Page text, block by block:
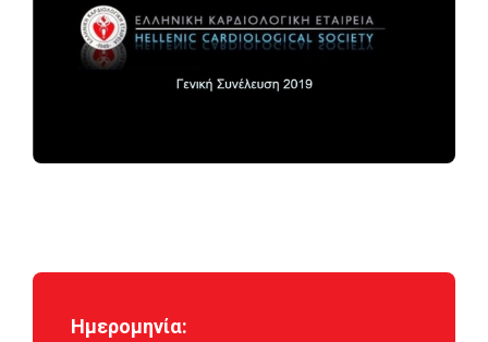
Ημερομηνία: